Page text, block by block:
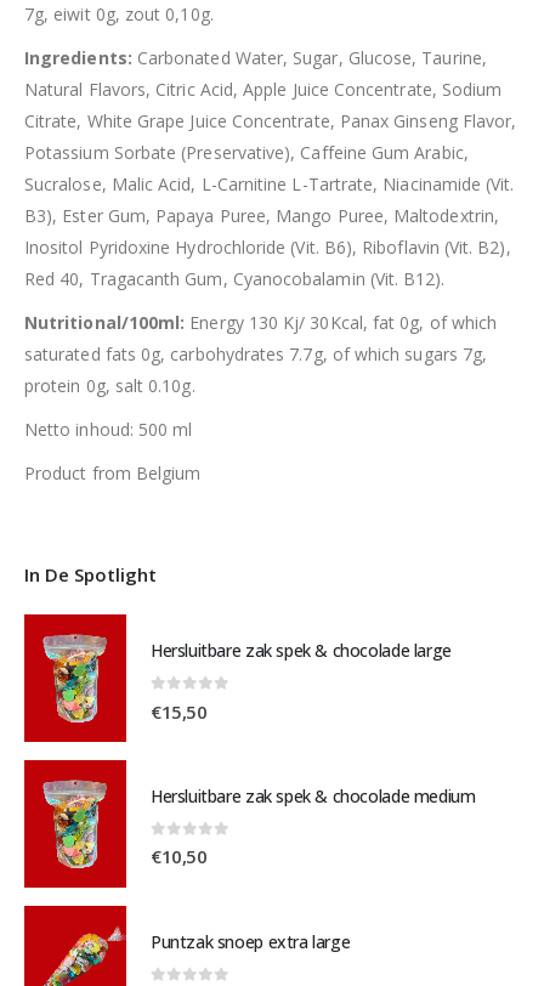
7g, eiwit 0g, zout 0,10g.
Ingredients: Carbonated Water, Sugar, Glucose, Taurine,
Natural Flavors, Citric Acid, Apple Juice Concentrate, Sodium
Citrate, White Grape Juice Concentrate, Panax Ginseng Flavor,
Potassium Sorbate (Preservative), Caffeine Gum Arabic,
Sucralose, Malic Acid, L-Carnitine L-Tartrate, Niacinamide (Vit.
B3), Ester Gum, Papaya Puree, Mango Puree, Maltodextrin,
Inositol Pyridoxine Hydrochloride (Vit. B6), Riboflavin (Vit. B2),
Red 40, Tragacanth Gum, Cyanocobalamin (Vit. B12).
Nutritional/100ml: Energy 130 Kj/ 30Kcal, fat 0g, of which
saturated fats 0g, carbohydrates 7.7g, of which sugars 7g,
protein 0g, salt 0.10g.
Netto inhoud: 500 ml
Product from Belgium
In De Spotlight
Hersluitbare zak spek & chocolade large
€15,50
Hersluitbare zak spek & chocolade medium
0out of 5
€10,50
Puntzak snoep extra large